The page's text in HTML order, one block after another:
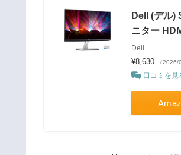
Dell (デル)
ニター
Dell
¥8,630 （
口コミを見